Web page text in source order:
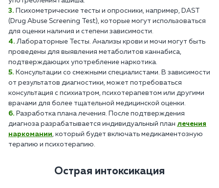
Психометрические тесты и опросники, например, DAST
(Drug Abuse Screening Test), которые могут использоваться
для оценки наличия и степени зависимости.
Лабораторные Тесты. Анализы крови и мочи могут быть
проведены для выявления метаболитов каннабиса,
подтверждающих употребление наркотика.
Консультации со смежными специалистами. В зависимости
от результатов диагностики, может потребоваться
консультация с психиатром, психотерапевтом или другими
врачами для более тщательной медицинской оценки.
Разработка плана лечения. После подтверждения
диагноза разрабатывается индивидуальный план лечения
наркомании, который будет включать медикаментозную
терапию и психотерапию.
Острая интоксикация